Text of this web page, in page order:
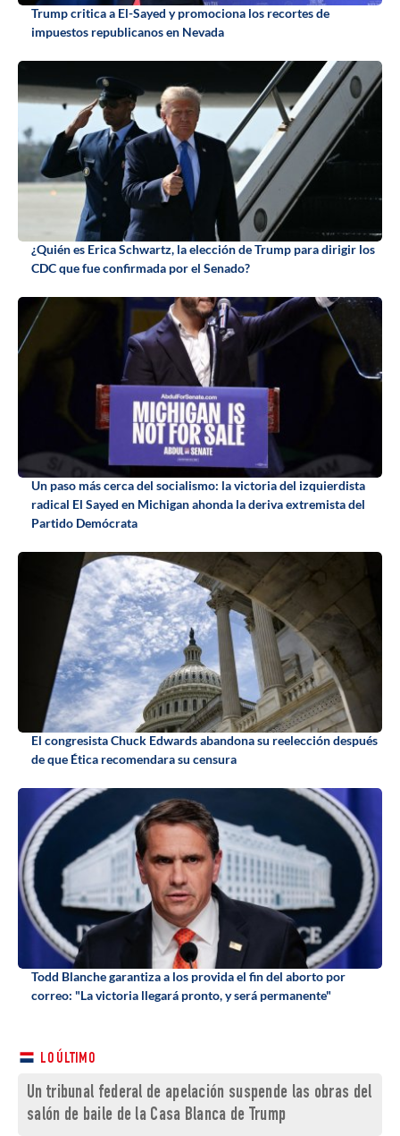
Trump critica a El-Sayed y promociona los recortes de
impuestos republicanos en Nevada
¿Quién es Erica Schwartz, la elección de Trump para dirigir los
CDC que fue confirmada por el Senado?
Un paso más cerca del socialismo: la victoria del izquierdista
radical El Sayed en Michigan ahonda la deriva extremista del
Partido Demócrata
El congresista Chuck Edwards abandona su reelección después
de que Ética recomendara su censura
Todd Blanche garantiza a los provida el fin del aborto por
correo: "La victoria llegará pronto, y será permanente"
LO ÚLTIMO
Un tribunal federal de apelación suspende las obras del
salón de baile de la Casa Blanca de Trump